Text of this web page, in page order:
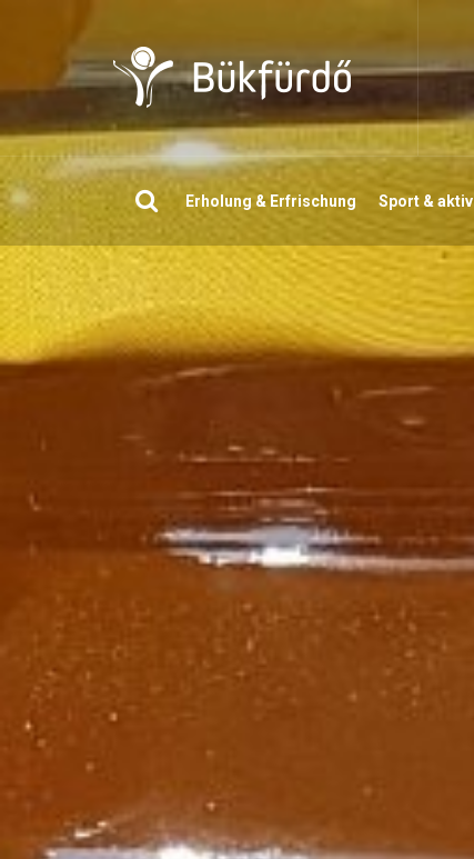
Suchen
Erholung & Erfrischung Sport & aktiv